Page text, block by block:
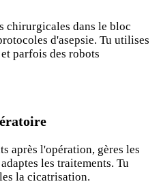
chirurgicales dans le bloc
d'asepsie. Tu utilises
parfois des robots
après l'opération, gères les
les traitements. Tu
la cicatrisation.